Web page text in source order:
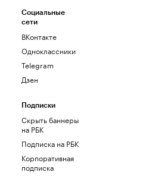
Социальные
сети
ВКонтакте
Одноклассники
Telegram
Дзен
Подписки
Скрыть баннеры
на РБК
Подписка на РБК
Корпоративная
подписка